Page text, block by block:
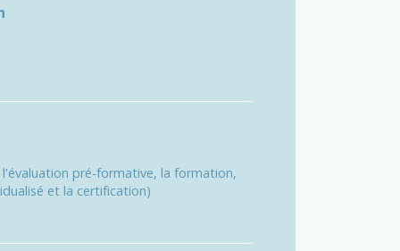
pré-formative, la formation,
et la certification)